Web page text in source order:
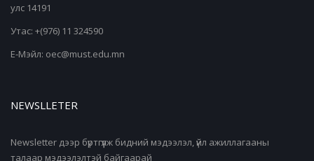
улс 14191
Утас: +(976) 11 324590
Е-Мэйл: oec@must.edu.mn
NEWSLLETER
Newsletter дээр бүртгүүлж бидний мэдээлэл, үйл ажиллагааны
талаар мэдээлэлтэй байгаарай